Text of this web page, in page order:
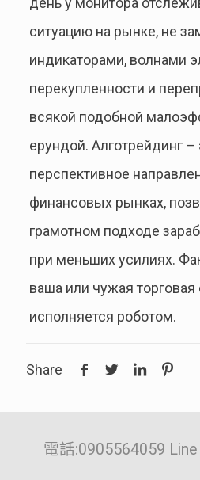
ситуацию на рынке, не
индикаторами, волнами
перекупленности и
всякой подобной
ерундой. Алготрейдинг –
перспективное
финансовых рынках,
грамотном подходе
при меньших усилиях.
ваша или чужая торговая
исполняется роботом.
Share
電話:0905564059